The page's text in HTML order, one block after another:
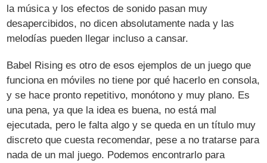
la música y los efectos de sonido pasan muy
desapercibidos, no dicen absolutamente nada y las
melodías pueden llegar incluso a cansar.
Babel Rising es otro de esos ejemplos de un juego que
funciona en móviles no tiene por qué hacerlo en consola,
y se hace pronto repetitivo, monótono y muy plano. Es
una pena, ya que la idea es buena, no está mal
ejecutada, pero le falta algo y se queda en un título muy
discreto que cuesta recomendar, pese a no tratarse para
nada de un mal juego. Podemos encontrarlo para